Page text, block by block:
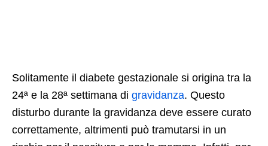
Solitamente il diabete gestazionale si origina tra la
24ª e la 28ª settimana di gravidanza. Questo
disturbo durante la gravidanza deve essere curato
correttamente, altrimenti può tramutarsi in un